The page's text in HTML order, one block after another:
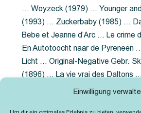
Einwilligung
… Woyzeck (1979) … Younger
(1993) … Zuckerbaby (1985) …
Bebe et Jeanne d’Arc … Le crime
En Autotoocht naar de Pyreneen
Licht … Original-Negative Gebr.
(1896) … La vie vrai des Daltons
photographer … Feuer im Fjord …